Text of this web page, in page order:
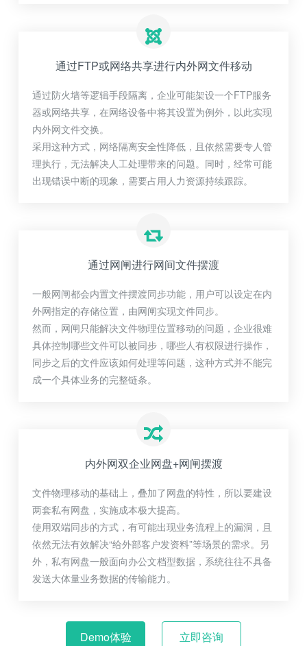
通过FTP或网络共享进行内外网文件移动
通过防火墙等逻辑手段隔离，企业可能架设一个FTP服务
器或网络共享，在网络设备中将其设置为例外，以此实现
内外网文件交换。
采用这种方式，网络隔离安全性降低，且依然需要专人管
理执行，无法解决人工处理带来的问题。同时，经常可能
出现错误中断的现象，需要占用人力资源持续跟踪。
通过网闸进行网间文件摆渡
一般网闸都会内置文件摆渡同步功能，用户可以设定在内
外网指定的存储位置，由网闸实现文件同步。
然而，网闸只能解决文件物理位置移动的问题，企业很难
具体控制哪些文件可以被同步，哪些人有权限进行操作，
同步之后的文件应该如何处理等问题，这种方式并不能完
成一个具体业务的完整链条。
内外网双企业网盘+网闸摆渡
文件物理移动的基础上，叠加了网盘的特性，所以要建设
两套私有网盘，实施成本极大提高。
使用双端同步的方式，有可能出现业务流程上的漏洞，且
依然无法有效解决“给外部客户发资料”等场景的需求。另
外，私有网盘一般面向办公文档型数据，系统往往不具备
发送大体量业务数据的传输能力。
Demo体验 立即咨询